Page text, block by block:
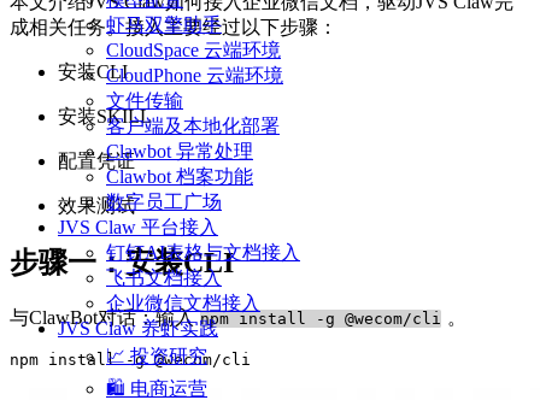
虾马双擎助手
CloudSpace 云端环境
CloudPhone 云端环境
文件传输
客户端及本地化部署
Clawbot 异常处理
Clawbot 档案功能
数字员工广场
JVS Claw 平台接入
钉钉AI表格与文档接入
飞书文档接入
企业微信文档接入
JVS Claw 养虾实践
📈 投资研究
🛍️ 电商运营
成相关任务。接入主要经过以下步骤：
安装CLI
安装SKILL
配置凭证
效果测试
步骤一：安装CLI
与ClawBot对话：输入 npm install -g @wecom/cli 。